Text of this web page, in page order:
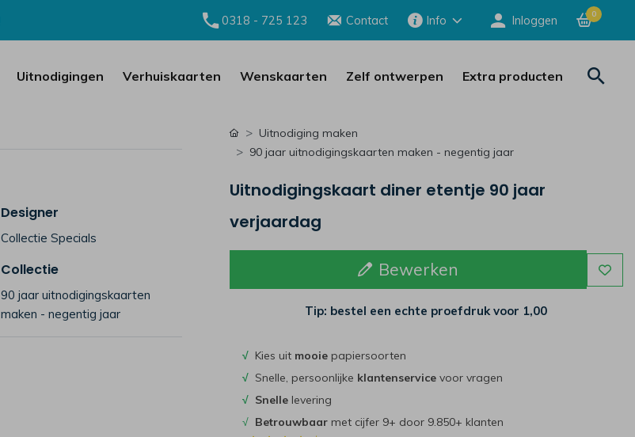
0318 - 725 123 Contact Info Inloggen 0
Uitnodigingen Verhuiskaarten Wenskaarten Zelf ontwerpen Extra producten
Designer
Collectie Specials
Collectie
90 jaar uitnodigingskaarten
maken - negentig jaar
Uitnodiging maken
90 jaar uitnodigingskaarten maken - negentig jaar
Uitnodigingskaart diner etentje 90 jaar
verjaardag
Bewerken
Tip: bestel een echte proefdruk voor 1,00
√Kies uit mooie papiersoorten
√Snelle, persoonlijke klantenservicevoor vragen
√ Snellelevering
√ Betrouwbaarmet cijfer 9+ door 9.850+ klanten